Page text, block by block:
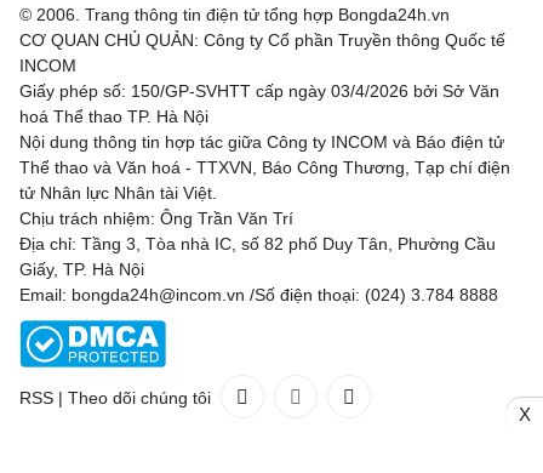
© 2006. Trang thông tin điện tử tổng hợp Bongda24h.vn
CƠ QUAN CHỦ QUẢN: Công ty Cổ phần Truyền thông Quốc tế
INCOM
Giấy phép số: 150/GP-SVHTT cấp ngày 03/4/2026 bởi Sở Văn
hoá Thể thao TP. Hà Nội
Nội dung thông tin hợp tác giữa Công ty INCOM và Báo điện tử
Thể thao và Văn hoá - TTXVN, Báo Công Thương, Tạp chí điện
tử Nhân lực Nhân tài Việt.
Chịu trách nhiệm: Ông Trần Văn Trí
Địa chỉ: Tầng 3, Tòa nhà IC, số 82 phố Duy Tân, Phường Cầu
Giấy, TP. Hà Nội
Email: bongda24h@incom.vn /Số điện thoại: (024) 3.784 8888
RSS | Theo dõi chúng tôi
X